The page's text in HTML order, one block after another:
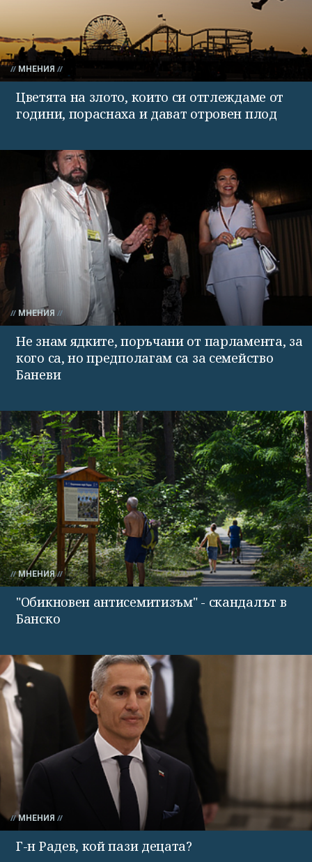
МНЕНИЯ
Цветята на злото, които си отглеждаме от
години, пораснаха и дават отровен плод
МНЕНИЯ
Не знам ядките, поръчани от парламента, за
кого са, но предполагам са за семейство
Баневи
МНЕНИЯ
"Обикновен антисемитизъм" - скандалът в
Банско
МНЕНИЯ
Г-н Радев, кой пази децата?